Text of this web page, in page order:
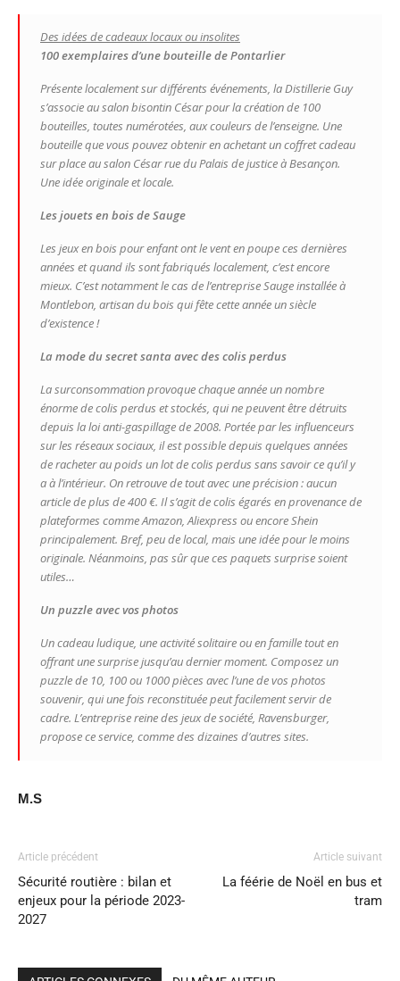
Des idées de cadeaux locaux ou insolites
100 exemplaires d’une bouteille de Pontarlier
Présente localement sur différents événements, la Distillerie Guy
s’associe au salon bisontin César pour la création de 100
bouteilles, toutes numérotées, aux couleurs de l’enseigne. Une
bouteille que vous pouvez obtenir en achetant un coffret cadeau
sur place au salon César rue du Palais de justice à Besançon.
Une idée originale et locale.
Les jouets en bois de Sauge
Les jeux en bois pour enfant ont le vent en poupe ces dernières
années et quand ils sont fabriqués localement, c’est encore
mieux. C’est notamment le cas de l’entreprise Sauge installée à
Montlebon, artisan du bois qui fête cette année un siècle
d’existence !
La mode du secret santa avec des colis perdus
La surconsommation provoque chaque année un nombre
énorme de colis perdus et stockés, qui ne peuvent être détruits
depuis la loi anti-gaspillage de 2008. Portée par les influenceurs
sur les réseaux sociaux, il est possible depuis quelques années
de racheter au poids un lot de colis perdus sans savoir ce qu’il y
a à l’intérieur. On retrouve de tout avec une précision : aucun
article de plus de 400 €. Il s’agit de colis égarés en provenance de
plateformes comme Amazon, Aliexpress ou encore Shein
principalement. Bref, peu de local, mais une idée pour le moins
originale. Néanmoins, pas sûr que ces paquets surprise soient
utiles…
Un puzzle avec vos photos
Un cadeau ludique, une activité solitaire ou en famille tout en
offrant une surprise jusqu’au dernier moment. Composez un
puzzle de 10, 100 ou 1000 pièces avec l’une de vos photos
souvenir, qui une fois reconstituée peut facilement servir de
cadre. L’entreprise reine des jeux de société, Ravensburger,
propose ce service, comme des dizaines d’autres sites.
M.S
Article précédent
Sécurité routière : bilan et
enjeux pour la période 2023-
2027
Article suivant
La féérie de Noël en bus et
tram